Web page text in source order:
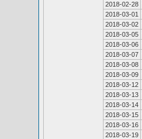
2018-02-28
2018-03-01
2018-03-02
2018-03-05
2018-03-06
2018-03-07
2018-03-08
2018-03-09
2018-03-12
2018-03-13
2018-03-14
2018-03-15
2018-03-16
2018-03-19